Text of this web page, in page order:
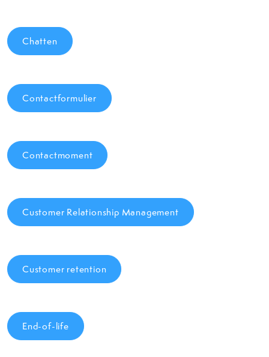
Chatten
Contactformulier
Contactmoment
Customer Relationship Management
Customer retention
End-of-life